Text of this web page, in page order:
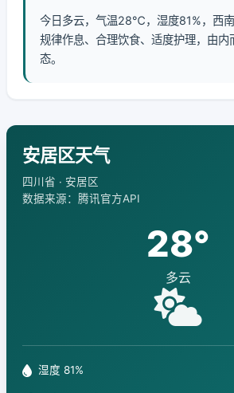
今日多云，气温28℃，湿度81%，西
规律作息、合理饮食、适度护理，由内
态。
安居区天气
四川省 · 安居区
数据来源：腾讯官方API
28°
多云
湿度 81%